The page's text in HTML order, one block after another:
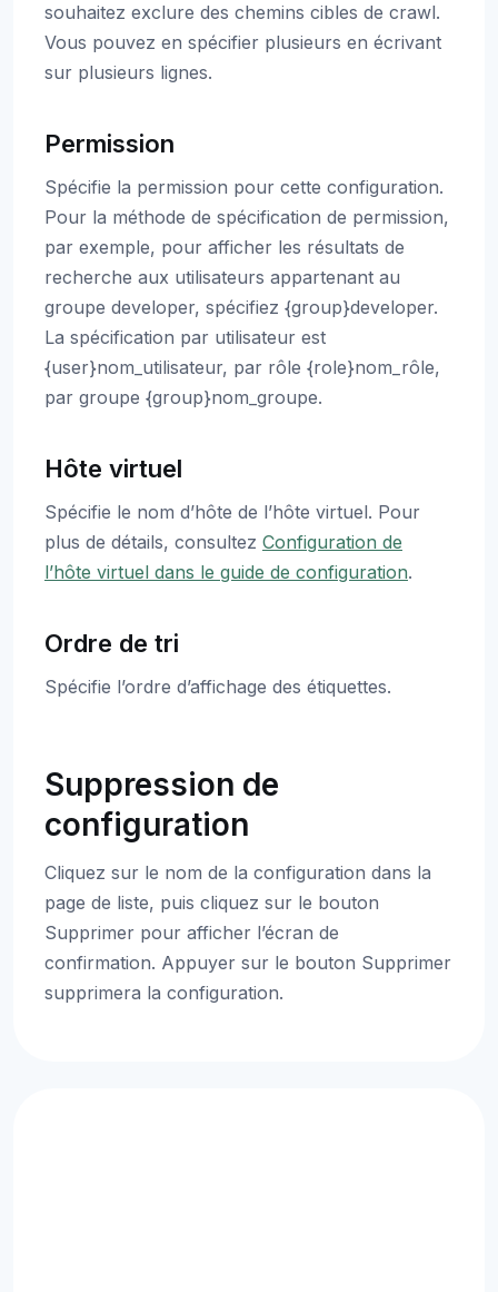
souhaitez exclure des chemins cibles de crawl.
Vous pouvez en spécifier plusieurs en écrivant
sur plusieurs lignes.
Permission
Spécifie la permission pour cette configuration.
Pour la méthode de spécification de permission,
par exemple, pour afficher les résultats de
recherche aux utilisateurs appartenant au
groupe developer, spécifiez {group}developer.
La spécification par utilisateur est
{user}nom_utilisateur, par rôle {role}nom_rôle,
par groupe {group}nom_groupe.
Hôte virtuel
Spécifie le nom d’hôte de l’hôte virtuel. Pour
plus de détails, consultez Configuration de
l’hôte virtuel dans le guide de configuration.
Ordre de tri
Spécifie l’ordre d’affichage des étiquettes.
Suppression de
configuration
Cliquez sur le nom de la configuration dans la
page de liste, puis cliquez sur le bouton
Supprimer pour afficher l’écran de
confirmation. Appuyer sur le bouton Supprimer
supprimera la configuration.